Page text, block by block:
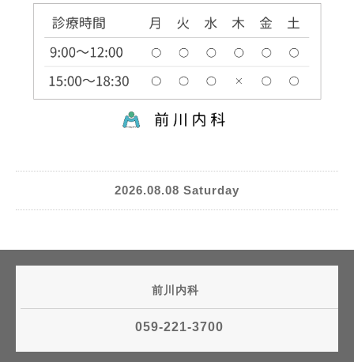
2026.08.08 Saturday
前川内科
059-221-3700